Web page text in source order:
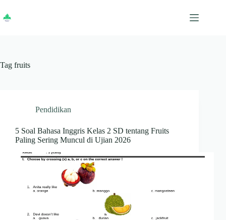
content
Tag fruits
Pendidikan
5 Soal Bahasa Inggris Kelas 2 SD tentang Fruits
Paling Sering Muncul di Ujian 2026